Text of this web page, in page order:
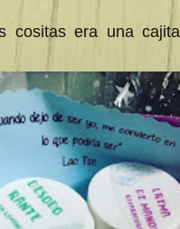
cositas era una